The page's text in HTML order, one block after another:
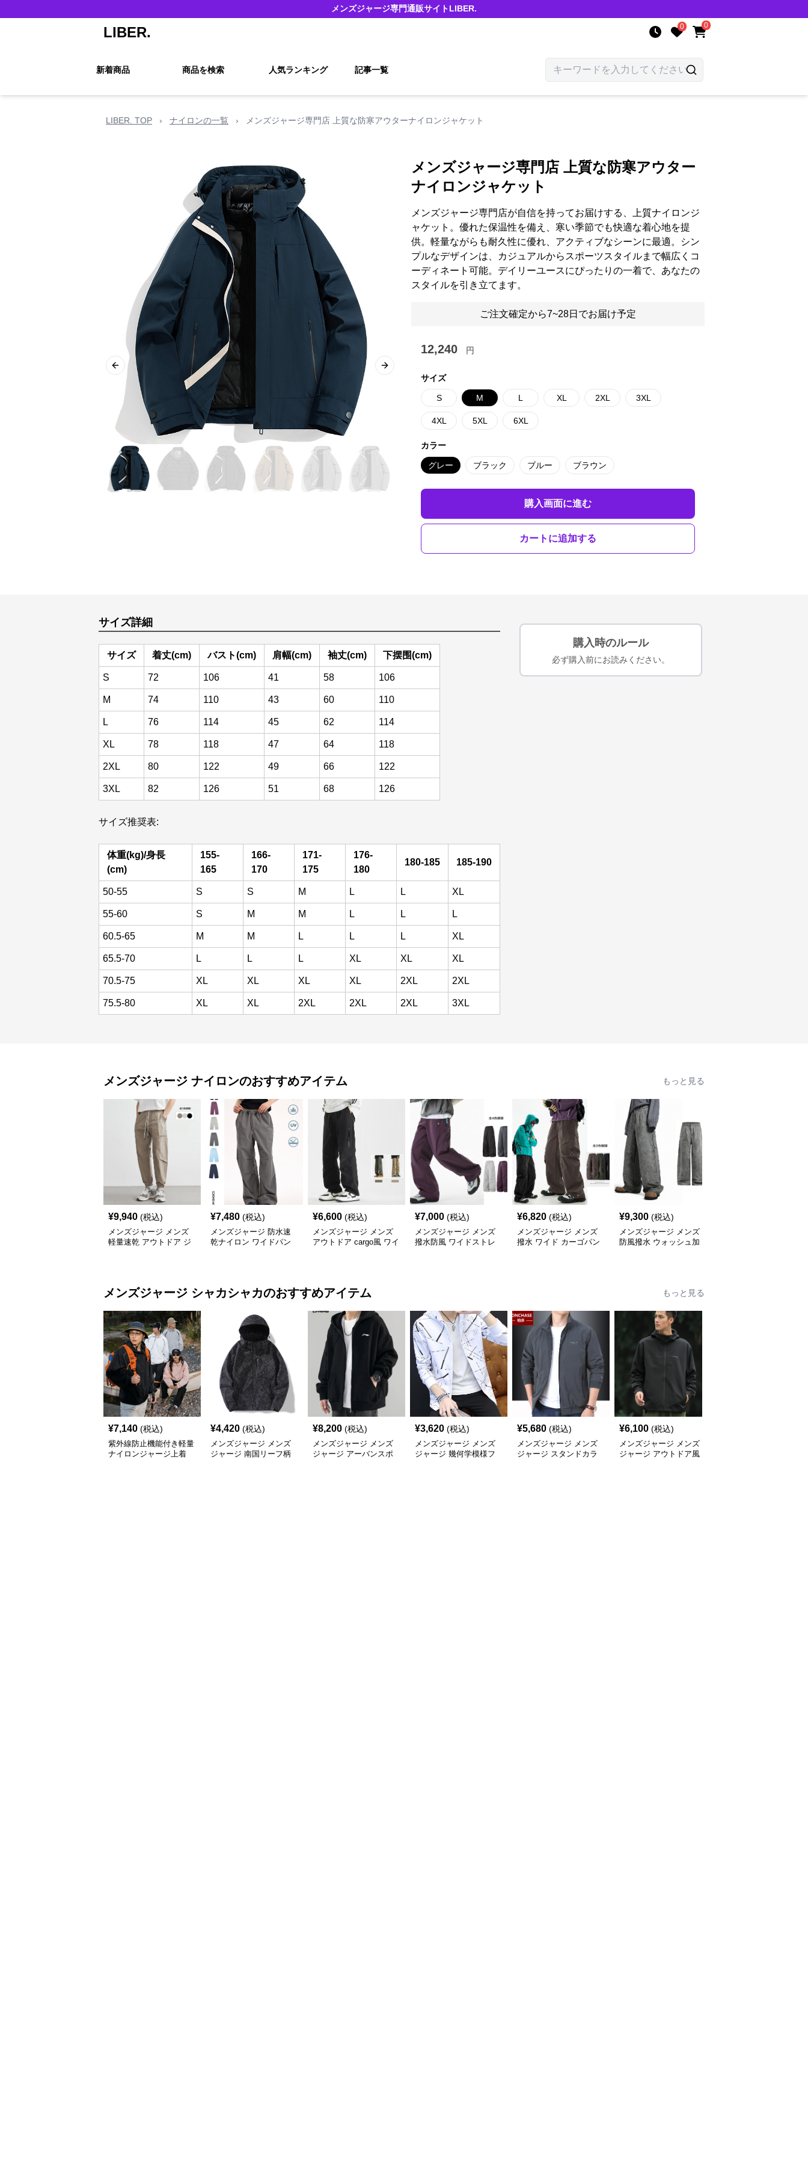
メンズジャージ専門通販サイトLIBER.
LIBER. 0 0
新着商品 商品を検索 人気ランキング 記事一覧
LIBER. TOP › ナイロンの一覧 › メンズジャージ専門店 上質な防寒アウターナイロンジャケット
Previous slide Next slide
メンズジャージ専門店 上質な防寒アウター
ナイロンジャケット
メンズジャージ専門店が自信を持ってお届けする、上質ナイロンジ
ャケット。優れた保温性を備え、寒い季節でも快適な着心地を提
供。軽量ながらも耐久性に優れ、アクティブなシーンに最適。シン
プルなデザインは、カジュアルからスポーツスタイルまで幅広くコ
ーディネート可能。デイリーユースにぴったりの一着で、あなたの
スタイルを引き立てます。
ご注文確定から7~28日でお届け予定
12,240 円
サイズ
S M L XL 2XL 3XL
4XL 5XL 6XL
カラー
グレー ブラック ブルー ブラウン
購入画面に進む
カートに追加する
サイズ詳細
サイズ 着丈(cm) バスト(cm) 肩幅(cm) 袖丈(cm) 下摆围(cm)
S 72 106 41 58 106
M 74 110 43 60 110
L 76 114 45 62 114
XL 78 118 47 64 118
2XL 80 122 49 66 122
3XL 82 126 51 68 126
サイズ推奨表:
体重(kg)/身長
(cm)
155-
165
166-
170
171-
175
176-
180
180-185 185-190
50-55 S S M L L XL
55-60 S M M L L L
60.5-65 M M L L L XL
65.5-70 L L L XL XL XL
70.5-75 XL XL XL XL 2XL 2XL
75.5-80 XL XL 2XL 2XL 2XL 3XL
購入時のルール
必ず購入前にお読みください。
メンズジャージ ナイロンのおすすめアイテム もっと見る
¥9,940 (税込)
メンズジャージ メンズ
軽量速乾 アウトドア ジ
¥7,480 (税込)
メンズジャージ 防水速
乾ナイロン ワイドパン
¥6,600 (税込)
メンズジャージ メンズ
アウトドア cargo風 ワイ
¥7,000 (税込)
メンズジャージ メンズ
撥水防風 ワイドストレ
¥6,820 (税込)
メンズジャージ メンズ
撥水 ワイド カーゴパン
¥9,300 (税込)
メンズジャージ メンズ
防風撥水 ウォッシュ加
メンズジャージ シャカシャカのおすすめアイテム もっと見る
¥7,140 (税込)
紫外線防止機能付き軽量
ナイロンジャージ上着
¥4,420 (税込)
メンズジャージ メンズ
ジャージ 南国リーフ柄
¥8,200 (税込)
メンズジャージ メンズ
ジャージ アーバンスポ
¥3,620 (税込)
メンズジャージ メンズ
ジャージ 幾何学模様フ
¥5,680 (税込)
メンズジャージ メンズ
ジャージ スタンドカラ
¥6,100 (税込)
メンズジャージ メンズ
ジャージ アウトドア風